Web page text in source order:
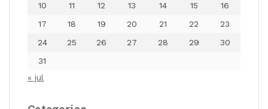
10
11 12 13 14 15
16
17
18 19 20 21 22
23
24
25 26 27 28 29
30
31
« jul